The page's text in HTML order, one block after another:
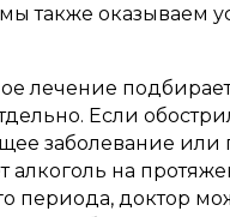
также оказываем
лечение
Если
заболевание или
алкоголь на
периода, доктор